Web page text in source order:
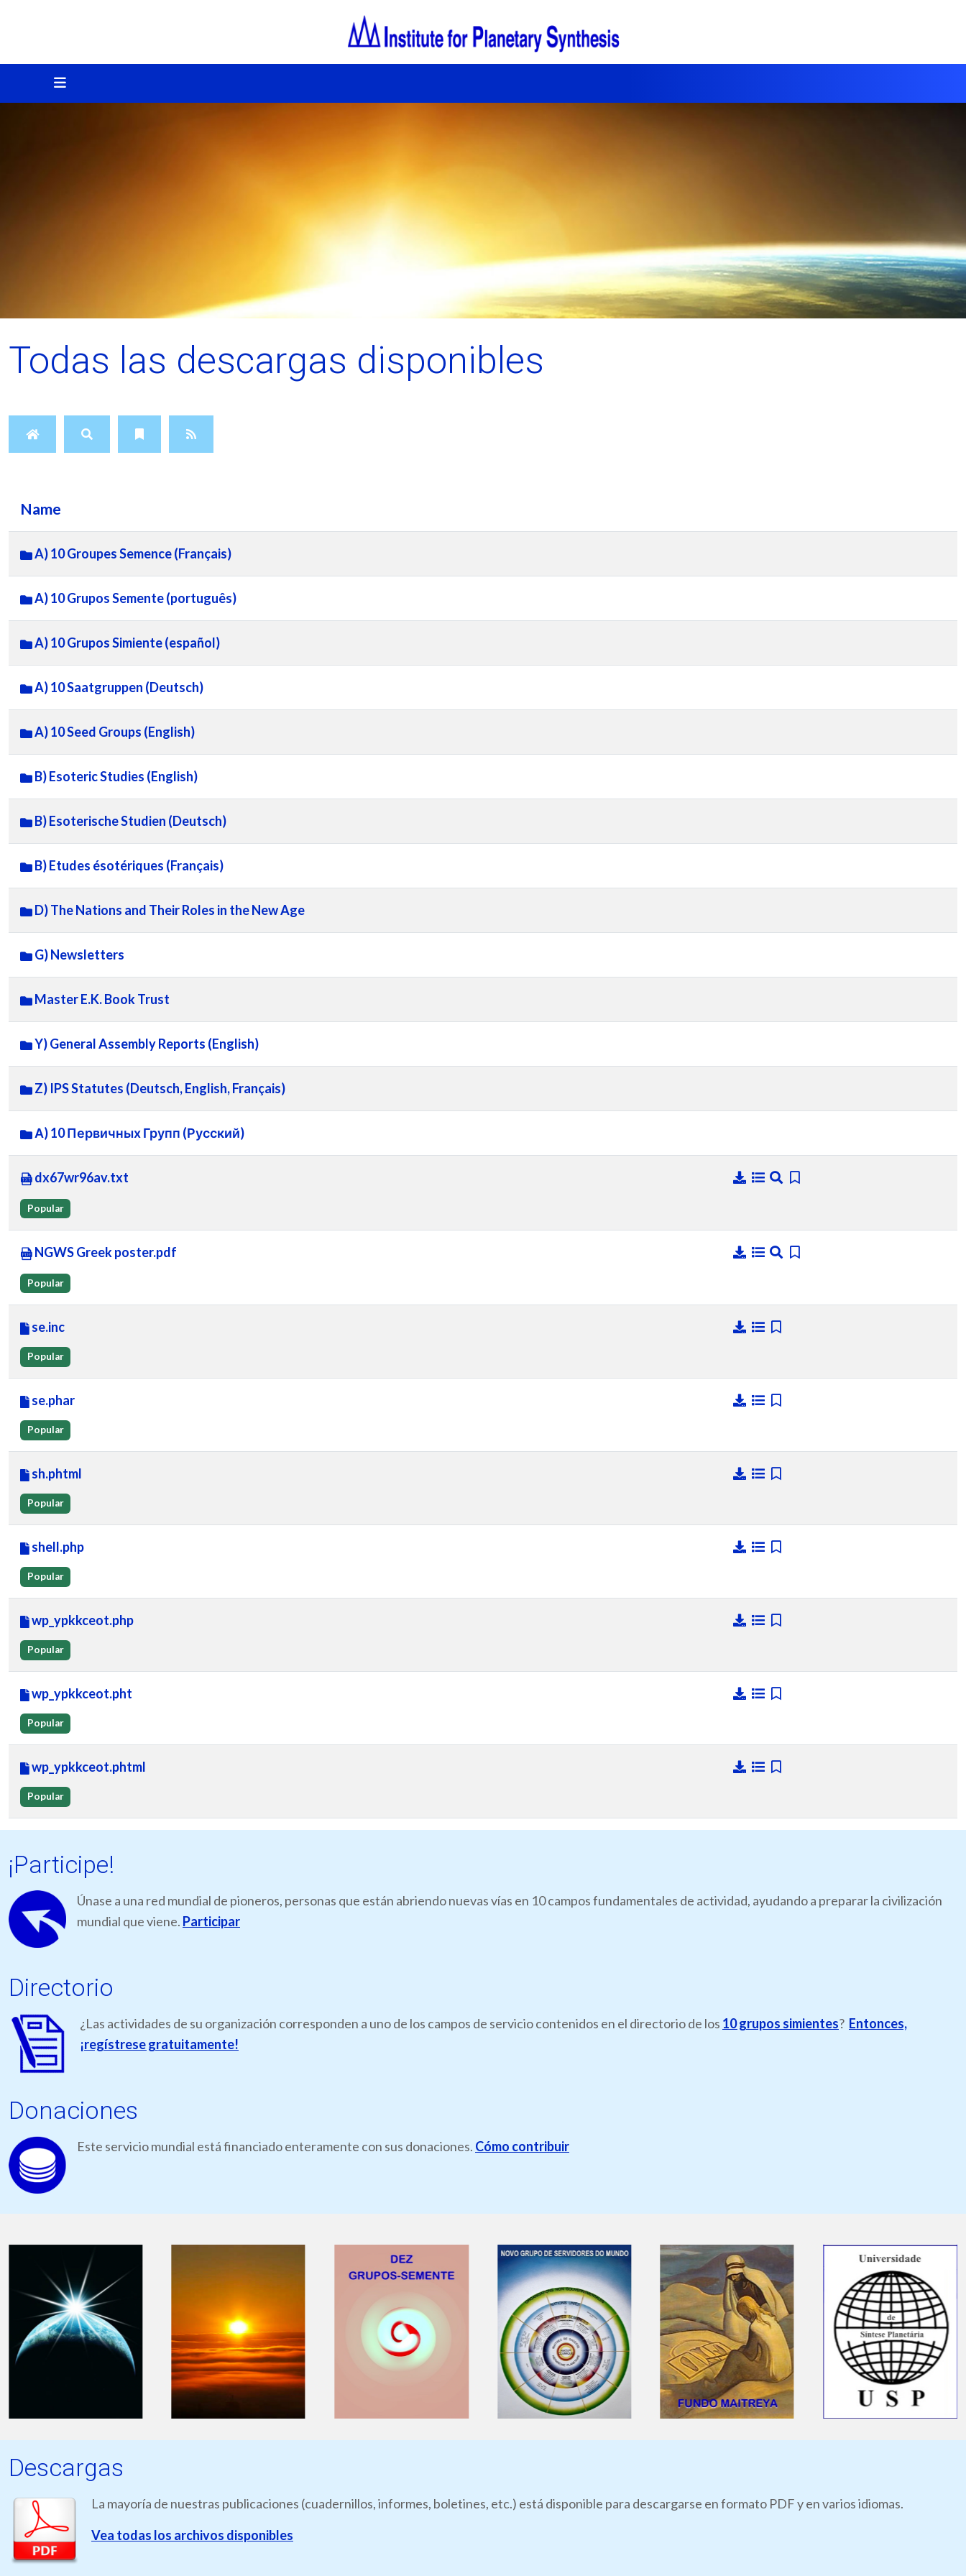
Todas las descargas disponibles
Name
A) 10 Groupes Semence (Français)
A) 10 Grupos Semente (português)
A) 10 Grupos Simiente (español)
A) 10 Saatgruppen (Deutsch)
A) 10 Seed Groups (English)
B) Esoteric Studies (English)
B) Esoterische Studien (Deutsch)
B) Etudes ésotériques (Français)
D) The Nations and Their Roles in the New Age
G) Newsletters
Master E.K. Book Trust
Y) General Assembly Reports (English)
Z) IPS Statutes (Deutsch, English, Français)
А) 10 Первичных Групп (Русский)
dx67wr96av.txt
Popular
NGWS Greek poster.pdf
Popular
se.inc
Popular
se.phar
Popular
sh.phtml
Popular
shell.php
Popular
wp_ypkkceot.php
Popular
wp_ypkkceot.pht
Popular
wp_ypkkceot.phtml
Popular
¡Participe!
Únase a una red mundial de pioneros, personas que están abriendo nuevas vías en 10 campos fundamentales de actividad, ayudando a preparar la civilización
mundial que viene. Participar
Directorio
¿Las actividades de su organización corresponden a uno de los campos de servicio contenidos en el directorio de los 10 grupos simientes? Entonces,
¡regístrese gratuitamente!
Donaciones
Este servicio mundial está financiado enteramente con sus donaciones. Cómo contribuir
Descargas
La mayoría de nuestras publicaciones (cuadernillos, informes, boletines, etc.) está disponible para descargarse en formato PDF y en varios idiomas.
Vea todas los archivos disponibles